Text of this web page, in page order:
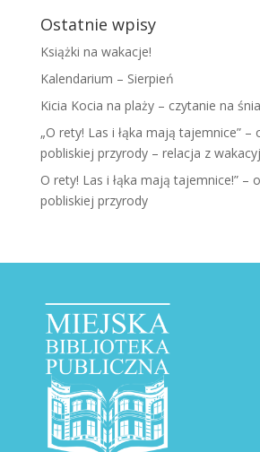
Ostatnie wpisy
Książki na wakacje!
Kalendarium – Sierpień
Kicia Kocia na plaży – czytanie na
„O rety! Las i łąka mają tajemnice”
pobliskiej przyrody – relacja z
O rety! Las i łąka mają tajemnice!” –
pobliskiej przyrody